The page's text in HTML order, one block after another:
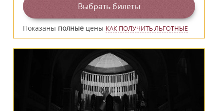
Выбрать билеты
Показаны полные цены КАК ПОЛУЧИТЬ ЛЬГОТНЫЕ